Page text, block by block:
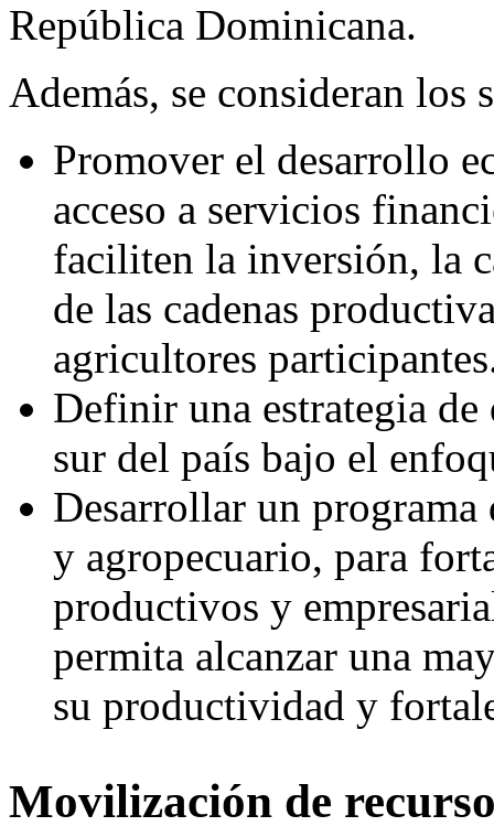
República Dominicana.
Además, se consideran
Promover el desarrollo
acceso a servicios
faciliten la inversión, la
de las cadenas
agricultores
Definir una estrategia
sur del país bajo el
Desarrollar un
y agropecuario, para
productivos y
permita alcanzar una
su productividad y
Movilización de